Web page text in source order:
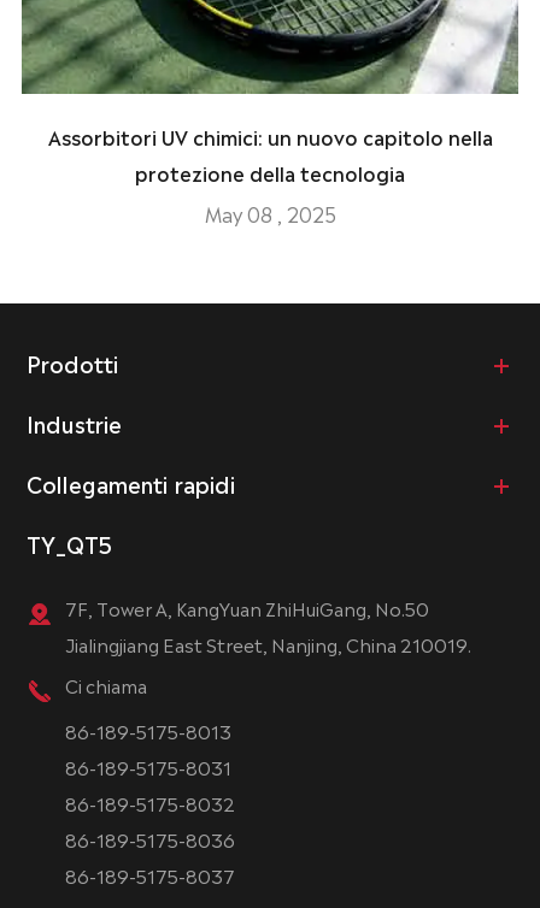
Assorbitori UV chimici: un nuovo capitolo nella
protezione della tecnologia
May 08 , 2025
Prodotti
Industrie
Collegamenti rapidi
TY_QT5
7F, Tower A, KangYuan ZhiHuiGang, No.50
Jialingjiang East Street, Nanjing, China 210019.
Ci chiama
86-189-5175-8013
86-189-5175-8031
86-189-5175-8032
86-189-5175-8036
86-189-5175-8037